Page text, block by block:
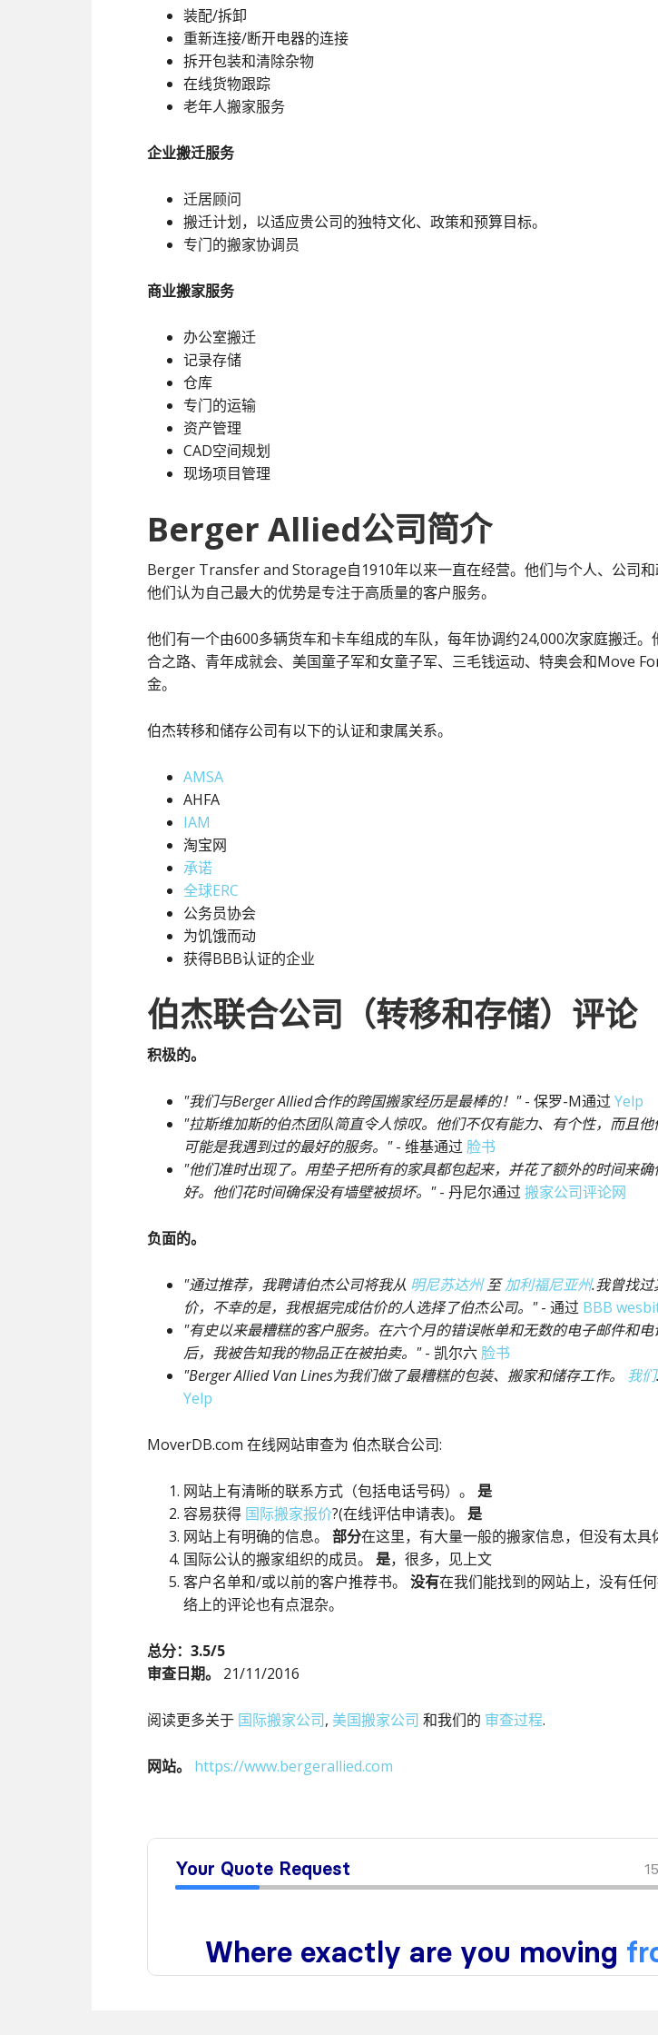
装配/拆卸
重新连接/断开电器的连接
拆开包装和清除杂物
在线货物跟踪
老年人搬家服务
企业搬迁服务
迁居顾问
搬迁计划，以适应贵公司的独特文化、政策和预算目标。
专门的搬家协调员
商业搬家服务
办公室搬迁
记录存储
仓库
专门的运输
资产管理
CAD空间规划
现场项目管理
Berger Allied公司简介
Berger Transfer and Storage自1910年以来一直在经营。他们与个人、公司和
他们认为自己最大的优势是专注于高质量的客户服务。
他们有一个由600多辆货车和卡车组成的车队，每年协调约24,000次家庭搬迁。
合之路、青年成就会、美国童子军和女童子军、三毛钱运动、特奥会和Move
金。
伯杰转移和储存公司有以下的认证和隶属关系。
AMSA
AHFA
IAM
淘宝网
承诺
全球ERC
公务员协会
为饥饿而动
获得BBB认证的企业
伯杰联合公司（转移和存储）评论
积极的。
"我们与Berger Allied合作的跨国搬家经历是最棒的！"- 保罗-M通过 Yelp
"拉斯维加斯的伯杰团队简直令人惊叹。他们不仅有能力、有个性，而且
可能是我遇到过的最好的服务。"- 维基通过 脸书
"他们准时出现了。用垫子把所有的家具都包起来，并花了额外的时间来
好。他们花时间确保没有墙壁被损坏。"- 丹尼尔通过 搬家公司评论网
负面的。
"通过推荐，我聘请伯杰公司将我从 明尼苏达州至加利福尼亚州.我曾找
价，不幸的是，我根据完成估价的人选择了伯杰公司。"- 通过 BBB
"有史以来最糟糕的客户服务。在六个月的错误帐单和无数的电子邮件和
后，我被告知我的物品正在被拍卖。"- 凯尔六 脸书
"Berger Allied Van Lines为我们做了最糟糕的包装、搬家和储存工作。 我们
Yelp
MoverDB.com 在线网站审查为 伯杰联合公司:
网站上有清晰的联系方式（包括电话号码）。 是
容易获得 国际搬家报价?(在线评估申请表)。 是
网站上有明确的信息。 部分在这里，有大量一般的搬家信息，但没有太具
国际公认的搬家组织的成员。 是，很多，见上文
客户名单和/或以前的客户推荐书。 没有在我们能找到的网站上，没有任
络上的评论也有点混杂。
总分：3.5/5
审查日期。
21/11/2016
阅读更多关于 国际搬家公司, 美国搬家公司 和我们的 审查过程.
网站。 https://www.bergerallied.com